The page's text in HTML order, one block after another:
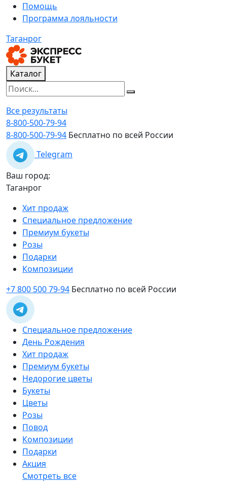
Помощь
Программа лояльности
Таганрог
Каталог
Все результаты
8-800-500-79-94
8-800-500-79-94 Бесплатно по всей России
Telegram
Ваш город:
Таганрог
Хит продаж
Специальное предложение
Премиум букеты
Розы
Подарки
Композиции
+7 800 500 79-94 Бесплатно по всей России
Специальное предложение
День Рождения
Хит продаж
Премиум букеты
Недорогие цветы
Букеты
Цветы
Розы
Повод
Композиции
Подарки
Акция
Смотреть все